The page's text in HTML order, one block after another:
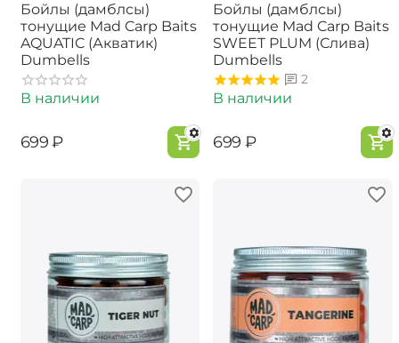
Бойлы (дамблсы)
тонущие Mad Carp Baits
AQUATIC (Акватик)
Dumbells
В наличии
‍699‍ ₽
Бойлы (дамблсы)
тонущие Mad Carp Baits
SWEET PLUM (Слива)
Dumbells
2
В наличии
‍699‍ ₽